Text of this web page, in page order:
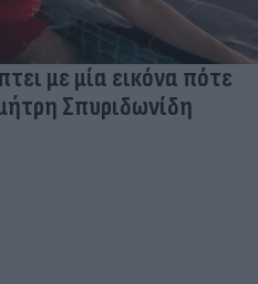
με μία εικόνα πότε
Σπυριδωνίδη